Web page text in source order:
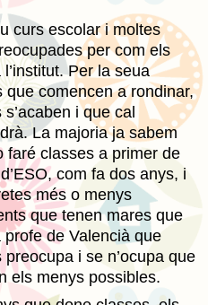
curs escolar i moltes
per com els
Per la seua
comencen a rondinar,
i que cal
La majoria ja sabem
faré classes a primer de
com fa dos anys, i
més o menys
que tenen mares que
de Valencià que
i se n’ocupa que
els menys possibles.